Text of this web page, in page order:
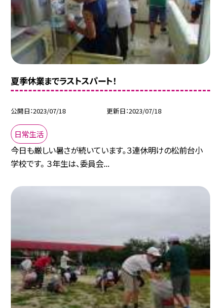
夏季休業までラストスパート！
公開日 2023/07/18 更新日 2023/07/18
日常生活
今日も厳しい暑さが続いています。３連休明けの松前台小
学校です。 ３年生は、委員会...